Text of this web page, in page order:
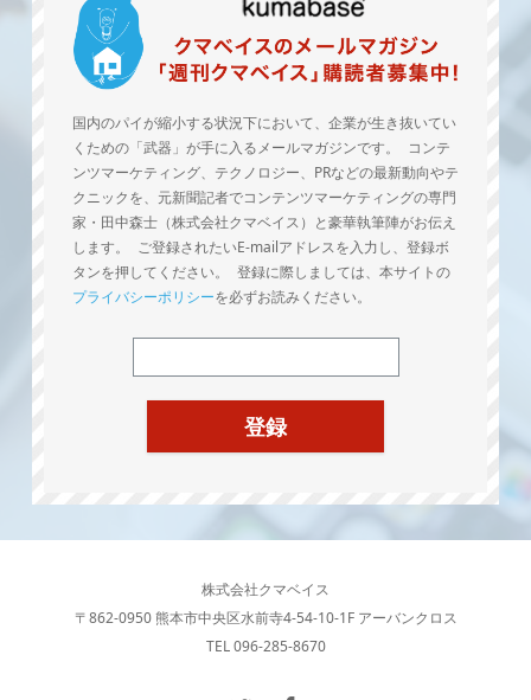
国内のパイが縮小する状況下において、企業が生き抜いてい
くための「武器」が手に入るメールマガジンです。 コンテ
ンツマーケティング、テクノロジー、PRなどの最新動向やテ
クニックを、元新聞記者でコンテンツマーケティングの専門
家・田中森士（株式会社クマベイス）と豪華執筆陣がお伝え
します。 ご登録されたいE-mailアドレスを入力し、登録ボ
タンを押してください。 登録に際しましては、本サイトの
プライバシーポリシーを必ずお読みください。
株式会社クマベイス
〒862-0950 熊本市中央区水前寺4-54-10-1F アーバンクロス
TEL 096-285-8670